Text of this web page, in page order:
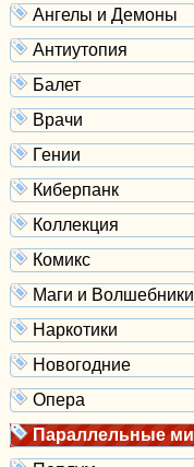
Ангелы и Демоны
Антиутопия
Балет
Врачи
Гении
Киберпанк
Коллекция
Комикс
Маги и Волшебники
Наркотики
Новогодние
Опера
Параллельные